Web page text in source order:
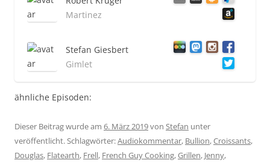
Martinez
Stefan Giesbert
Gimlet
ähnliche Episoden:
Dieser Beitrag wurde am 6. März 2019von Stefan unter
veröffentlicht. Schlagwörter:Audiokommentar, Bullion,Croissants,
Douglas, Flatearth, Frell, French Guy Cooking,Grillen, Jenny,